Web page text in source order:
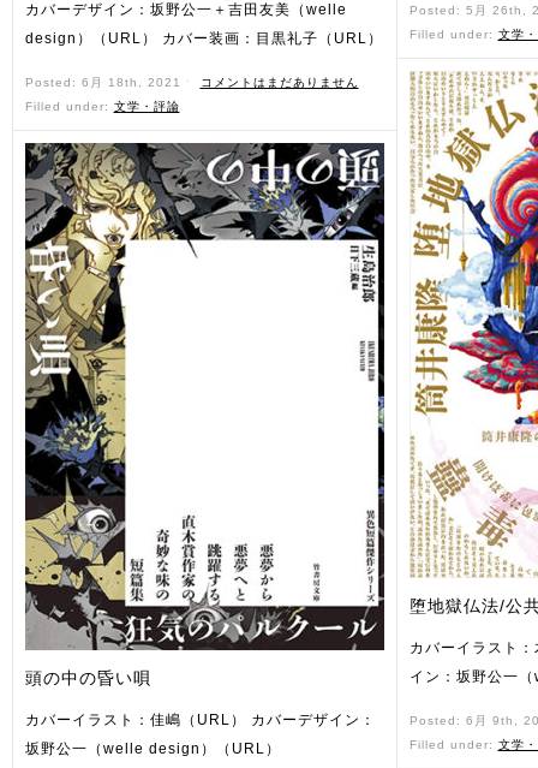
カバーデザイン：坂野公一＋吉田友美（welle
design）（URL） カバー装画：目黒礼子（URL）
Posted: 6月 18th, 2021 ˑ
コメントはまだありません
Filled under: 文学・評論
頭の中の昏い唄
カバーイラスト：佳嶋（URL） カバーデザイン：
坂野公一（welle design）（URL）
Posted: 5月 26th,
Filled under: 文学
堕地獄仏法/公
カバーイラスト
イン：坂野公一
Posted: 6月 9th,
Filled under: 文学